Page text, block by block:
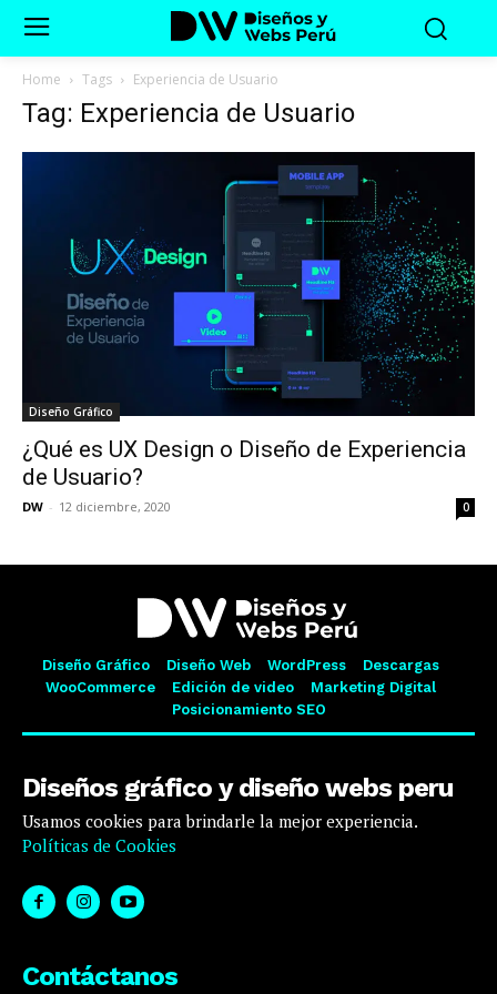
Home Tags Experiencia de Usuario
Tag: Experiencia de Usuario
Diseño Gráfico
¿Qué es UX Design o Diseño de Experiencia
de Usuario?
DW - 12 diciembre, 2020 0
Diseño Gráfico Diseño Web WordPress
Descargas
WooCommerce
Edición de video
Marketing Digital
Posicionamiento SEO
Diseños gráfico y diseño webs peru
Usamos cookies para brindarle la mejor experiencia.
Políticas de Cookies
Contáctanos